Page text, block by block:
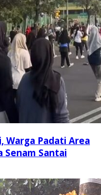
Warga Padati Area
Senam Santai